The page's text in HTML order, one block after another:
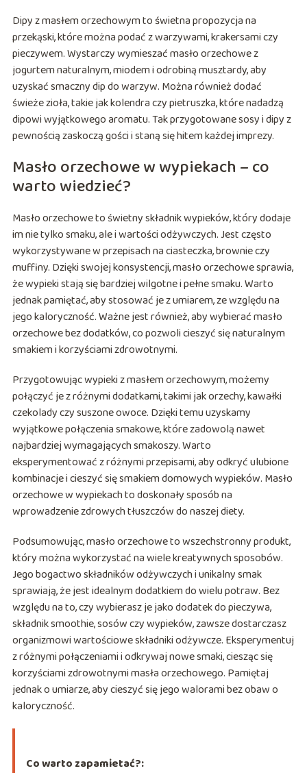
Dipy z masłem orzechowym to świetna propozycja na
przekąski, które można podać z warzywami, krakersami czy
pieczywem. Wystarczy wymieszać masło orzechowe z
jogurtem naturalnym, miodem i odrobiną musztardy, aby
uzyskać smaczny dip do warzyw. Można również dodać
świeże zioła, takie jak kolendra czy pietruszka, które nadadzą
dipowi wyjątkowego aromatu. Tak przygotowane sosy i dipy z
pewnością zaskoczą gości i staną się hitem każdej imprezy.
Masło orzechowe w wypiekach – co
warto wiedzieć?
Masło orzechowe to świetny składnik wypieków, który dodaje
im nie tylko smaku, ale i wartości odżywczych. Jest często
wykorzystywane w przepisach na ciasteczka, brownie czy
muffiny. Dzięki swojej konsystencji, masło orzechowe sprawia,
że wypieki stają się bardziej wilgotne i pełne smaku. Warto
jednak pamiętać, aby stosować je z umiarem, ze względu na
jego kaloryczność. Ważne jest również, aby wybierać masło
orzechowe bez dodatków, co pozwoli cieszyć się naturalnym
smakiem i korzyściami zdrowotnymi.
Przygotowując wypieki z masłem orzechowym, możemy
połączyć je z różnymi dodatkami, takimi jak orzechy, kawałki
czekolady czy suszone owoce. Dzięki temu uzyskamy
wyjątkowe połączenia smakowe, które zadowolą nawet
najbardziej wymagających smakoszy. Warto
eksperymentować z różnymi przepisami, aby odkryć ulubione
kombinacje i cieszyć się smakiem domowych wypieków. Masło
orzechowe w wypiekach to doskonały sposób na
wprowadzenie zdrowych tłuszczów do naszej diety.
Podsumowując, masło orzechowe to wszechstronny produkt,
który można wykorzystać na wiele kreatywnych sposobów.
Jego bogactwo składników odżywczych i unikalny smak
sprawiają, że jest idealnym dodatkiem do wielu potraw. Bez
względu na to, czy wybierasz je jako dodatek do pieczywa,
składnik smoothie, sosów czy wypieków, zawsze dostarczasz
organizmowi wartościowe składniki odżywcze. Eksperymentuj
z różnymi połączeniami i odkrywaj nowe smaki, ciesząc się
korzyściami zdrowotnymi masła orzechowego. Pamiętaj
jednak o umiarze, aby cieszyć się jego walorami bez obaw o
kaloryczność.
Co warto zapamietać?: